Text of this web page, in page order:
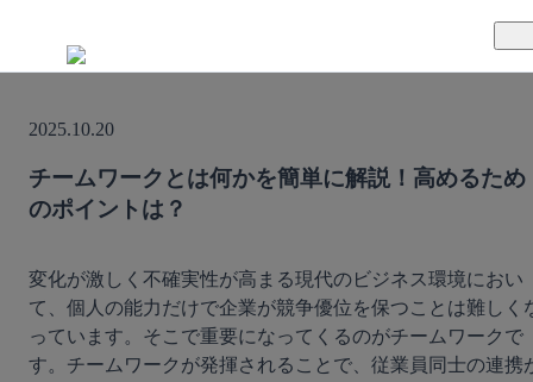
TUNAGの特徴
サポート体制
セキュリティ体制
導入事例
活用方法
運営会社
2025.10.20
チームワークとは何かを簡単に解説！高めるため
のポイントは？
変化が激しく不確実性が高まる現代のビジネス環境におい
て、個人の能力だけで企業が競争優位を保つことは難しく
っています。そこで重要になってくるのがチームワークで
す。チームワークが発揮されることで、従業員同士の連携